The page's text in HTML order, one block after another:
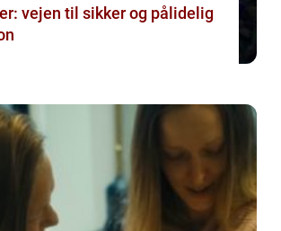
vejen til sikker og pålidelig